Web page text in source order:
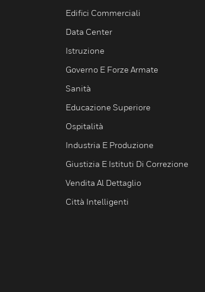
Edifici Commerciali
Data Center
Istruzione
Governo E Forze Armate
Sanità
Educazione Superiore
Ospitalità
Industria E Produzione
Giustizia E Istituti Di Correzione
Vendita Al Dettaglio
Città Intelligenti